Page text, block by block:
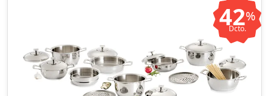
42%
Dcto.